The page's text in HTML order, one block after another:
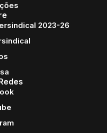
2023-26